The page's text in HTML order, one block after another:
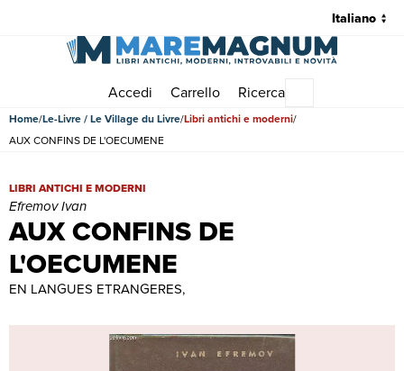
Accedi Carrello Ricerca
Home Le-Livre / Le Village du Livre Libri antichi e moderni
AUX CONFINS DE L'OECUMENE
AUX CONFINS DE
L'OECUMENE
AUX CONFINS DE L'OECUMENE | Libri antichi e moderni |
LIBRI ANTICHI E MODERNI
Efremov Ivan
EN LANGUES ETRANGERES,